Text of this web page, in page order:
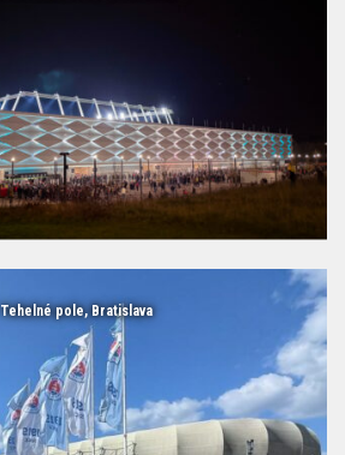
Tehelné pole, Bratislava